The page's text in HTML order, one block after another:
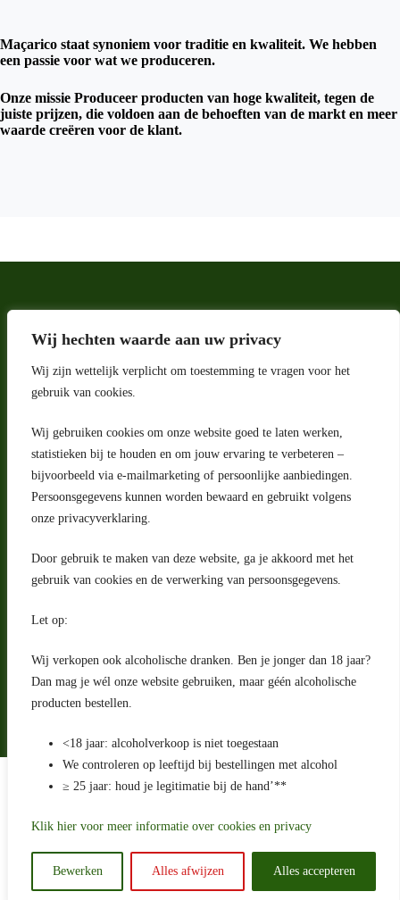
Wij hechten waarde aan uw privacy
Wij zijn wettelijk verplicht om toestemming te vragen voor het
gebruik van cookies.
Wij gebruiken cookies om onze website goed te laten werken,
statistieken bij te houden en om jouw ervaring te verbeteren –
bijvoorbeeld via e-mailmarketing of persoonlijke aanbiedingen.
Persoonsgegevens kunnen worden bewaard en gebruikt volgens
onze privacyverklaring.
Door gebruik te maken van deze website, ga je akkoord met het
gebruik van cookies en de verwerking van persoonsgegevens.
Let op:
Wij verkopen ook alcoholische dranken. Ben je jonger dan 18 jaar?
Dan mag je wél onze website gebruiken, maar géén alcoholische
producten bestellen.
<18 jaar: alcoholverkoop is niet toegestaan
We controleren op leeftijd bij bestellingen met alcohol
≥ 25 jaar: houd je legitimatie bij de hand’**
Klik hier voor meer informatie over cookies en privacy
Bewerken Alles afwijzen Alles accepteren
Maçarico staat synoniem voor traditie en kwaliteit. We hebben
een passie voor wat we produceren.
Onze missie Produceer producten van hoge kwaliteit, tegen de
juiste prijzen, die voldoen aan de behoeften van de markt en meer
waarde creëren voor de klant.
Adres
Riga 4 E
2993 LW Barendrecht
Nederland
Contact
klantenservice@portugeseproducten.nl
Facebook
Herroepingsrecht
Bij bezorging van alcoholhoudende dranken voert de bezorger
Algemene voorwaarden
Betaling en levering